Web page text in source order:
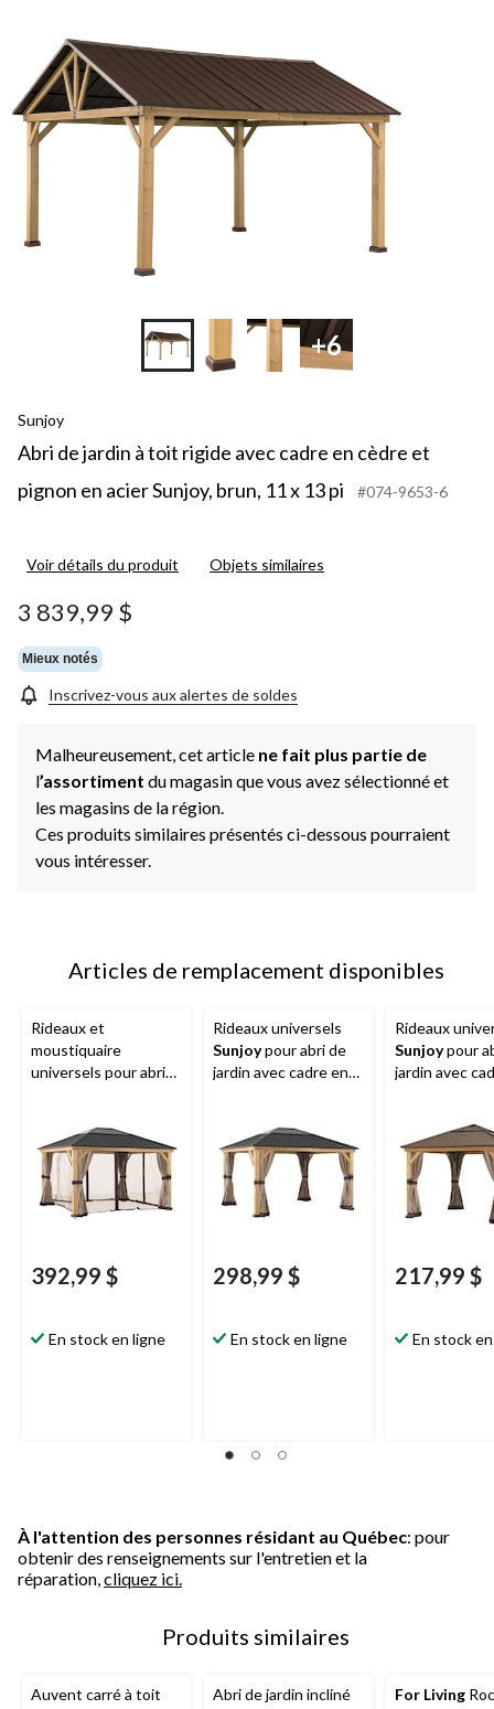
+6
Sunjoy
Abri de jardin à toit rigide avec cadre en cèdre et
pignon en acier Sunjoy, brun, 11 x 13 pi
#074-9653-6
Voir détails du produit Objets similaires
3 839,99 $
Mieux notés
Inscrivez-vous aux alertes de soldes
Malheureusement, cet article ne fait plus partie de
l’assortiment du magasin que vous avez sélectionné et
les magasins de la région.
Ces produits similaires présentés ci-dessous pourraient
vous intéresser.
Articles de remplacement disponibles
Rideaux et
moustiquaire
universels pour abri
392,99 $
En stock en ligne
Rideaux universels
Sunjoypour abri de
jardin avec cadre en
298,99 $
En stock en ligne
Rideaux
Sunjoypour
jardin avec
217,99 $
En stock
À l'attention des personnes résidant au Québec: pour
obtenir des renseignements sur l'entretien et la
réparation, cliquez ici.
Produits similaires
Auvent carré à toit
Abri de jardin incliné
For Living